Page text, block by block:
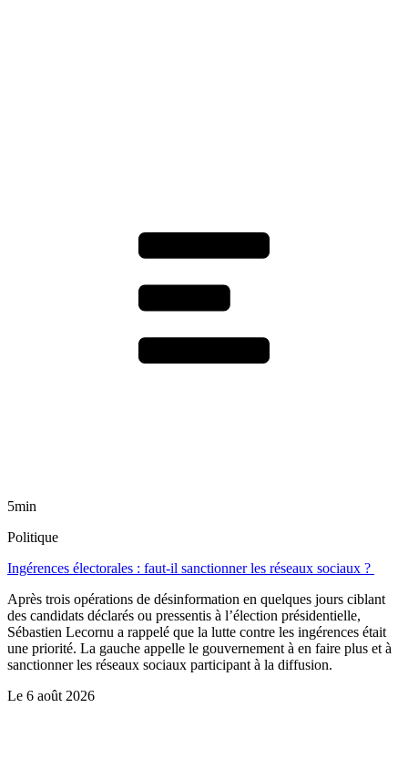
5min
Politique
Ingérences électorales : faut-il sanctionner les réseaux sociaux ?
Après trois opérations de désinformation en quelques jours ciblant
des candidats déclarés ou pressentis à l’élection présidentielle,
Sébastien Lecornu a rappelé que la lutte contre les ingérences était
une priorité. La gauche appelle le gouvernement à en faire plus et à
sanctionner les réseaux sociaux participant à la diffusion.
Le 6 août 2026